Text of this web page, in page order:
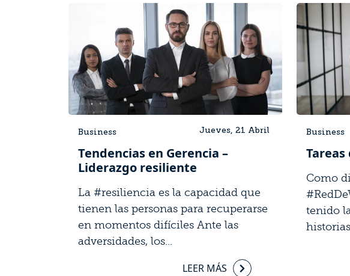
Business Jueves, 21 Abril
Tendencias en Gerencia –
Liderazgo resiliente
La #resiliencia es la capacidad que
tienen las personas para recuperarse
en momentos difíciles Ante las
adversidades, los...
LEER MÁS
Business
Como
tenido